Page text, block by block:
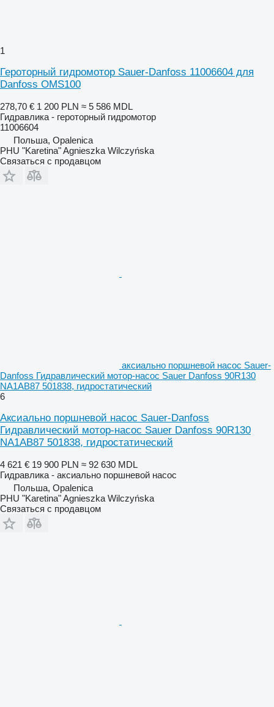
1
Героторный гидромотор Sauer-Danfoss 11006604 для
Danfoss OMS100
278,70 € 1 200 PLN ≈ 5 586 MDL
Гидравлика - героторный гидромотор
11006604
Польша, Opalenica
PHU "Karetina" Agnieszka Wilczyńska
Связаться с продавцом
аксиально поршневой насос Sauer-
Danfoss Гидравлический мотор-насос Sauer Danfoss 90R130
NA1AB87 501838, гидростатический
6
Аксиально поршневой насос Sauer-Danfoss
Гидравлический мотор-насос Sauer Danfoss 90R130
NA1AB87 501838, гидростатический
4 621 € 19 900 PLN ≈ 92 630 MDL
Гидравлика - аксиально поршневой насос
Польша, Opalenica
PHU "Karetina" Agnieszka Wilczyńska
Связаться с продавцом